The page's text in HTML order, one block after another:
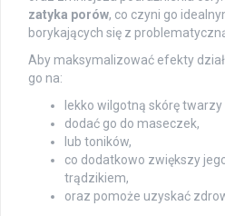
zatyka porów, co czyni go
borykających się z
Aby maksymalizować efekty
go na:
lekko wilgotną skórę
dodać go do maseczek,
lub toników,
co dodatkowo zwiększy
trądzikiem,
oraz pomoże uzyskać